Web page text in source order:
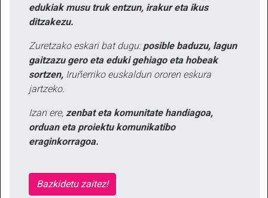
edukiak musu truk entzun, irakur eta ikus
ditzakezu.
Zuretzako eskari bat dugu: posible baduzu, lagun
gaitzazu gero eta eduki gehiago eta hobeak
sortzen, Iruñerriko euskaldun ororen eskura
jartzeko.
Izan ere, zenbat eta komunitate handiagoa,
orduan eta proiektu komunikatibo
eraginkorragoa.
Bazkidetu zaitez!